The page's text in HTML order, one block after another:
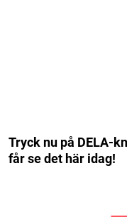
Tryck nu på DELA-
får se det här idag!